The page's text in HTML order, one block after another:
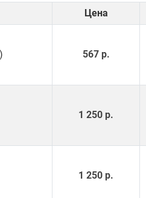
Цена
567 р.
1 250 р.
1 250 р.